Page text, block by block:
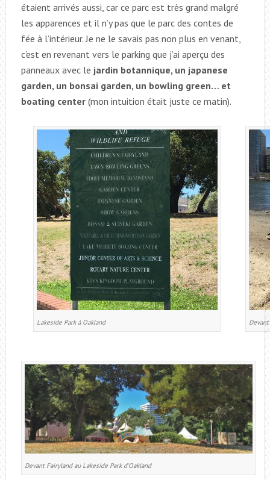
étaient arrivés aussi, car ce parc est très grand malgré
les apparences et il n’y pas que le parc des contes de
fée à l’intérieur. Je ne le savais pas non plus en venant,
c’est en revenant vers le parking que j’ai aperçu des
panneaux avec le jardin botannique, un japanese
garden, un bonsai garden, un bowling green… et
boating center(mon intuition était juste ce matin).
Lakeside Park à Oakland
Devant Fairyland au Lakeside Park d’Oakland